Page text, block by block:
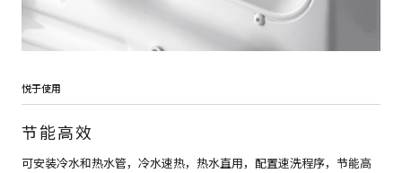
悦于使用
节能高效
可安装冷水和热水管，冷水速热，热水直用，配置速洗程序，节能高